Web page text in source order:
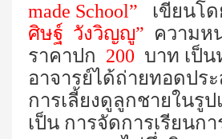
made School” เขียนโด
ศิษฐ์ วังวิญญู” ความห
ราคาปก 200 บาท เป็
อาจารย์ได้ถ่ายทอดปร
การเลี้ยงดูลูกชายในรู
เป็น การจัดการเรียนก